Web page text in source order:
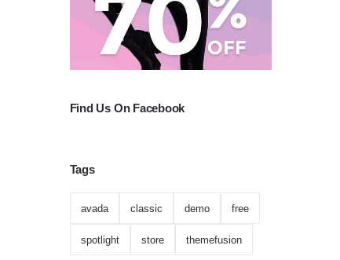
Find Us On Facebook
Tags
avada classic demo free
spotlight store themefusion